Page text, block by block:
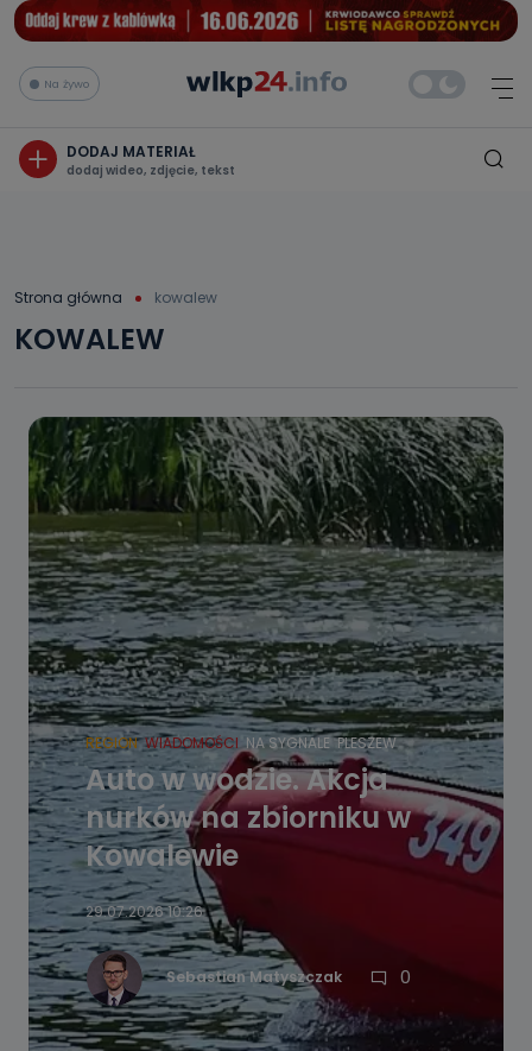
Na żywo
DODAJ MATERIAŁ
dodaj wideo, zdjęcie, tekst
Strona główna kowalew
KOWALEW
REGION WIADOMOŚCI NA SYGNALE PLESZEW
Auto w wodzie. Akcja
nurków na zbiorniku w
Kowalewie
29.07.2026 10:26
Sebastian Matyszczak 0